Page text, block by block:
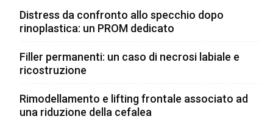
Distress da confronto allo specchio dopo
rinoplastica: un PROM dedicato
Filler permanenti: un caso di necrosi labiale e
ricostruzione
Rimodellamento e lifting frontale associato ad
una riduzione della cefalea